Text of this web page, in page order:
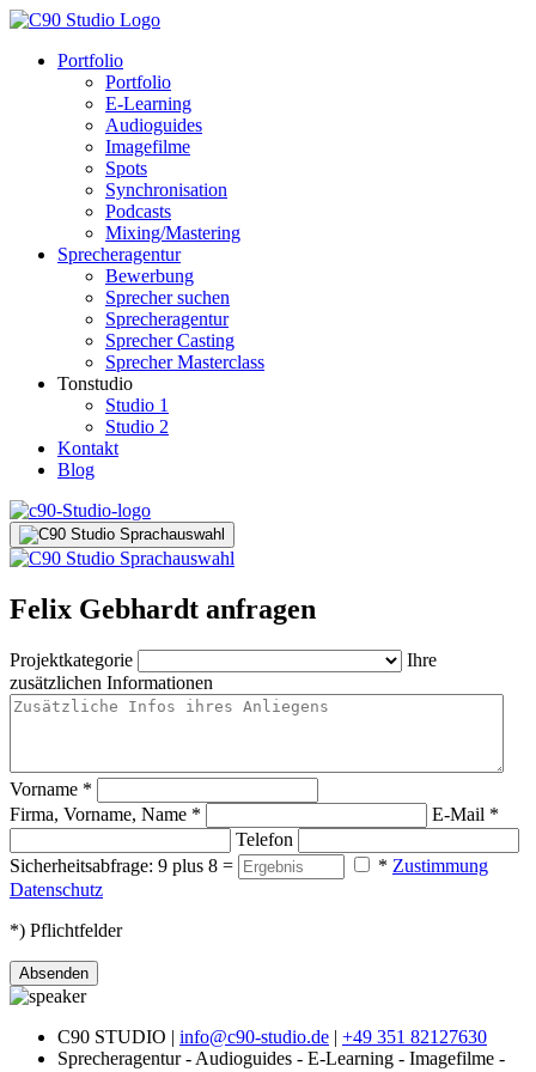
Portfolio
Portfolio
E-Learning
Audioguides
Imagefilme
Spots
Synchronisation
Podcasts
Mixing/Mastering
Sprecheragentur
Bewerbung
Sprecher suchen
Sprecheragentur
Sprecher Casting
Sprecher Masterclass
Tonstudio
Studio 1
Studio 2
Kontakt
Blog
Felix Gebhardt anfragen
Projektkategorie
Ihre
zusätzlichen Informationen
Vorname *
Firma, Vorname, Name * E-Mail *
Telefon
Sicherheitsabfrage: 9 plus 8 =
* Zustimmung
Datenschutz
*) Pflichtfelder
Absenden
C90 STUDIO | info@c90-studio.de | +49 351 82127630
Sprecheragentur - Audioguides - E-Learning - Imagefilme -